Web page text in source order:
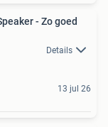
- Zo goed
Details
13 jul 26